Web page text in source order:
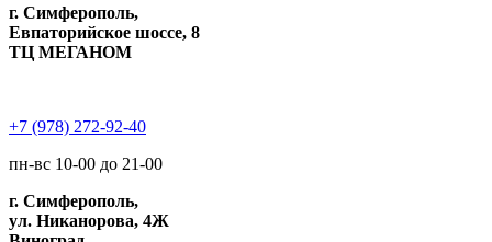
г. Симферополь,
Евпаторийское шоссе, 8
ТЦ МЕГАНОМ
+7 (978) 272-92-40
пн-вс 10-00 до 21-00
г. Симферополь,
ул. Никанорова, 4Ж